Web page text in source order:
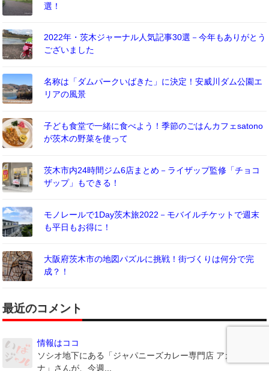
選！
2022年・茨木ジャーナル人気記事30選－今年もありがとう
ございました
名称は「ダムパークいばきた」に決定！安威川ダム公園エ
リアの風景
子ども食堂で一緒に食べよう！季節のごはんカフェsatono
が茨木の野菜を使って
茨木市内24時間ジム6店まとめ－ライザップ監修「チョコ
ザップ」もできる！
モノレールで1Day茨木旅2022－モバイルチケットで週末
も平日もお得に！
大阪府茨木市の地図パズルに挑戦！街づくりは何分で完
成？！
最近のコメント
情報はココ
ソシオ地下にある「ジャパニーズカレー専門店 アカイサカ
ナ」さんが、今週...